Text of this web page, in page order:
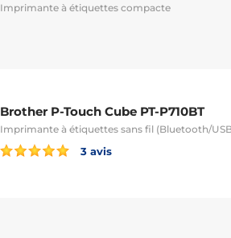
Imprimante à étiquettes compacte
Brother P-Touch Cube PT-P710BT
Imprimante à étiquettes sans fil (Bluetooth/
3 avis